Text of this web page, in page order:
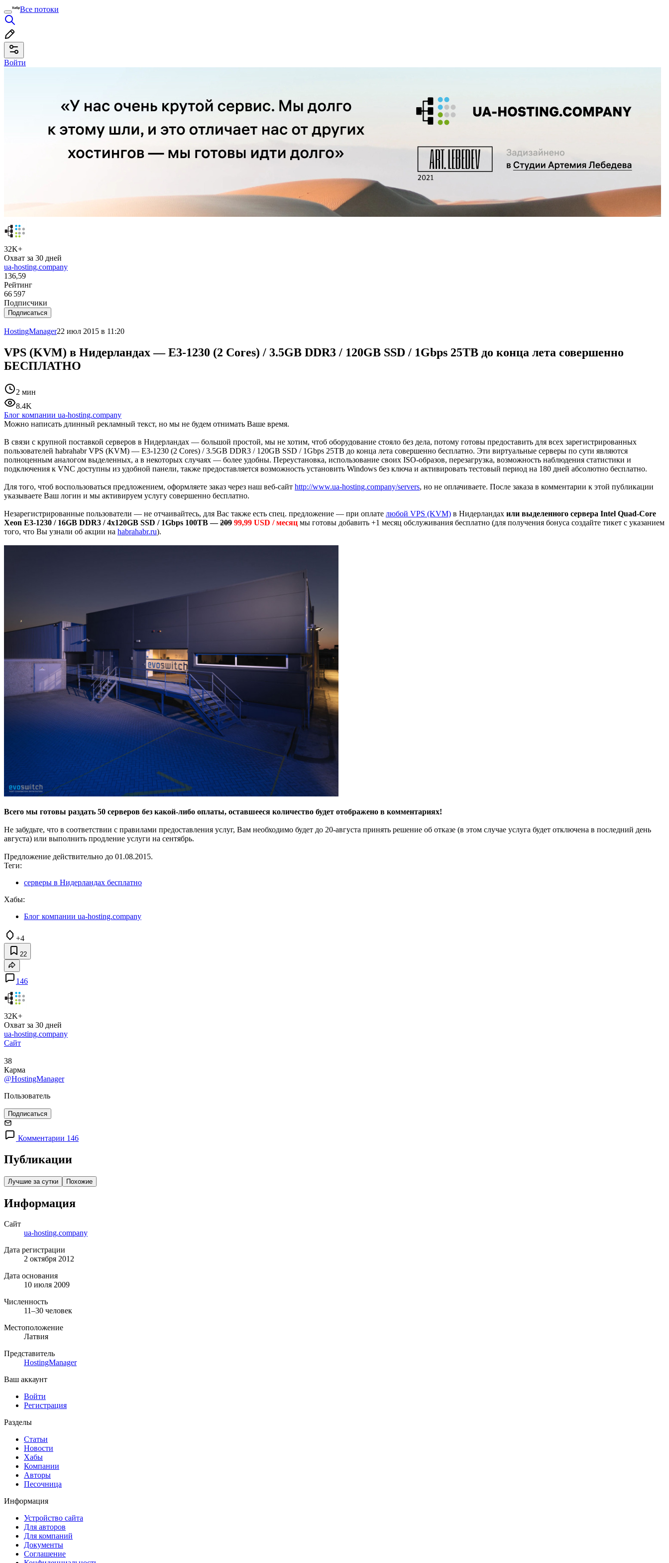
Все потоки
Войти
32K+
Охват за 30 дней
ua-hosting.company
136,59
Рейтинг
66 597
Подписчики
Подписаться
HostingManager22 июл 2015 в 11:20
VPS (KVM) в Нидерландах — E3-1230 (2 Cores) / 3.5GB DDR3 / 120GB SSD / 1Gbps 25TB до конца лета совершенно
БЕСПЛАТНО
2 мин
8.4K
Блог компании ua-hosting.company
Можно написать длинный рекламный текст, но мы не будем отнимать Ваше время.
В связи с крупной поставкой серверов в Нидерландах — большой простой, мы не хотим, чтоб оборудование стояло без дела, потому готовы предоставить для всех зарегистрированных
пользователей habrahabr VPS (KVM) — E3-1230 (2 Cores) / 3.5GB DDR3 / 120GB SSD / 1Gbps 25TB до конца лета совершенно бесплатно. Эти виртуальные серверы по сути являются
полноценным аналогом выделенных, а в некоторых случаях — более удобны. Переустановка, использование своих ISO-образов, перезагрузка, возможность наблюдения статистики и
подключения к VNC доступны из удобной панели, также предоставляется возможность установить Windows без ключа и активировать тестовый период на 180 дней абсолютно бесплатно.
Для того, чтоб воспользоваться предложением, оформляете заказ через наш веб-сайт http://www.ua-hosting.company/servers, но не оплачиваете. После заказа в комментарии к этой публикации
указываете Ваш логин и мы активируем услугу совершенно бесплатно.
Незарегистрированные пользователи — не отчаивайтесь, для Вас также есть спец. предложение — при оплате любой VPS (KVM) в Нидерландах или выделенного сервера Intel Quad-Core
Xeon E3-1230 / 16GB DDR3 / 4x120GB SSD / 1Gbps 100TB —209 99,99 USD / месяц мы готовы добавить +1 месяц обслуживания бесплатно (для получения бонуса создайте тикет с указанием
того, что Вы узнали об акции на habrahabr.ru).
Всего мы готовы раздать 50 серверов без какой-либо оплаты, оставшееся количество будет отображено в комментариях!
Не забудьте, что в соответствии с правилами предоставления услуг, Вам необходимо будет до 20-августа принять решение об отказе (в этом случае услуга будет отключена в последний день
августа) или выполнить продление услуги на сентябрь.
Предложение действительно до 01.08.2015.
Теги:
серверы в Нидерландах бесплатно
Хабы:
Блог компании ua-hosting.company
+4
22
146
32K+
Охват за 30 дней
ua-hosting.company
Сайт
38
Карма
@HostingManager
Пользователь
Подписаться
Комментарии 146
Публикации
Лучшие за сутки Похожие
Информация
Сайт
ua-hosting.company
Дата регистрации
2 октября 2012
Дата основания
10 июля 2009
Численность
11–30 человек
Местоположение
Латвия
Представитель
HostingManager
Ваш аккаунт
Войти
Регистрация
Разделы
Статьи
Новости
Хабы
Компании
Авторы
Песочница
Информация
Устройство сайта
Для авторов
Для компаний
Документы
Соглашение